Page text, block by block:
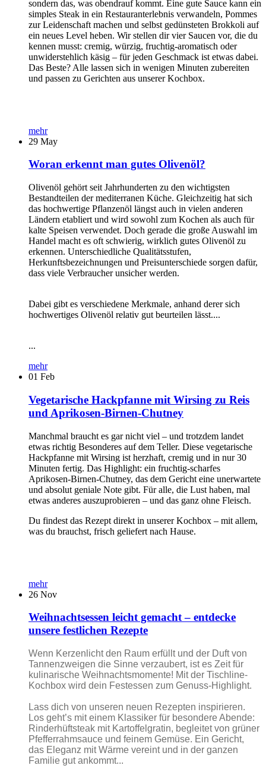
sondern das, was obendrauf kommt. Eine gute Sauce kann ein
simples Steak in ein Restauranterlebnis verwandeln, Pommes
zur Leidenschaft machen und selbst gedünsteten Brokkoli auf
ein neues Level heben. Wir stellen dir vier Saucen vor, die du
kennen musst: cremig, würzig, fruchtig-aromatisch oder
unwiderstehlich käsig – für jeden Geschmack ist etwas dabei.
Das Beste? Alle lassen sich in wenigen Minuten zubereiten
und passen zu Gerichten aus unserer Kochbox.
mehr
29 May
Woran erkennt man gutes Olivenöl?
Olivenöl gehört seit Jahrhunderten zu den wichtigsten
Bestandteilen der mediterranen Küche. Gleichzeitig hat sich
das hochwertige Pflanzenöl längst auch in vielen anderen
Ländern etabliert und wird sowohl zum Kochen als auch für
kalte Speisen verwendet. Doch gerade die große Auswahl im
Handel macht es oft schwierig, wirklich gutes Olivenöl zu
erkennen. Unterschiedliche Qualitätsstufen,
Herkunftsbezeichnungen und Preisunterschiede sorgen dafür,
dass viele Verbraucher unsicher werden.
Dabei gibt es verschiedene Merkmale, anhand derer sich
hochwertiges Olivenöl relativ gut beurteilen lässt....
...
mehr
01 Feb
Vegetarische Hackpfanne mit Wirsing zu Reis
und Aprikosen-Birnen-Chutney
Manchmal braucht es gar nicht viel – und trotzdem landet
etwas richtig Besonderes auf dem Teller. Diese vegetarische
Hackpfanne mit Wirsing ist herzhaft, cremig und in nur 30
Minuten fertig. Das Highlight: ein fruchtig-scharfes
Aprikosen-Birnen-Chutney, das dem Gericht eine unerwartete
und absolut geniale Note gibt. Für alle, die Lust haben, mal
etwas anderes auszuprobieren – und das ganz ohne Fleisch.
Du findest das Rezept direkt in unserer Kochbox – mit allem,
was du brauchst, frisch geliefert nach Hause.
mehr
26 Nov
Weihnachtsessen leicht gemacht – entdecke
unsere festlichen Rezepte
Wenn Kerzenlicht den Raum erfüllt und der Duft von
Tannenzweigen die Sinne verzaubert, ist es Zeit für
kulinarische Weihnachtsmomente! Mit der Tischline-
Kochbox wird dein Festessen zum Genuss-Highlight.
Lass dich von unseren neuen Rezepten inspirieren.
Los geht’s mit einem Klassiker für besondere Abende:
Rinderhüftsteak mit Kartoffelgratin, begleitet von grüner
Pfefferrahmsauce und feinem Gemüse. Ein Gericht,
das Eleganz mit Wärme vereint und in der ganzen
Familie gut ankommt...